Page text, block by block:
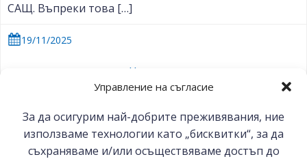
Управление на съгласие
За да осигурим най-добрите преживявания, ние
използваме технологии като „бисквитки“, за да
съхраняваме и/или осъществяваме достъп до
САЩ. Въпреки това […]
19/11/2025
Новини